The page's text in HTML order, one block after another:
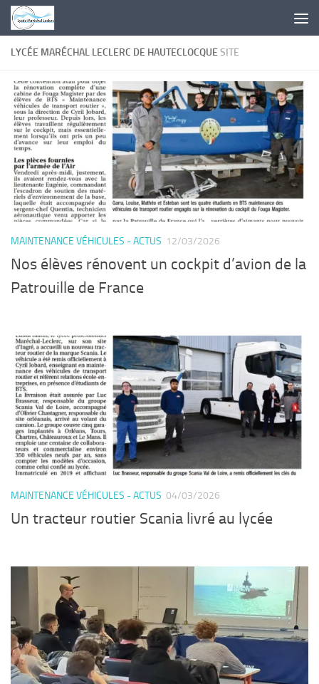
Skip to content
LYCÉE MARÉCHAL LECLERC DE HAUTECLOCQUESITE
MAINTENANCE VÉHICULES - ACTUS 12/03/2026
Nos élèves rénovent un cockpit d’avion de la
Patrouille de France
MAINTENANCE VÉHICULES - ACTUS 04/03/2026
Un tracteur routier Scania livré au lycée